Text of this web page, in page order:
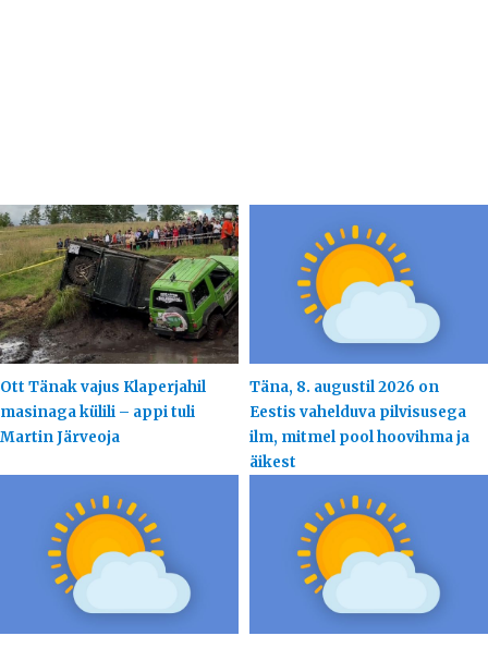
Ott Tänak vajus Klaperjahil
masinaga külili – appi tuli
Martin Järveoja
Täna, 8. augustil 2026 on
Eestis vahelduva pilvisusega
ilm, mitmel pool hoovihma ja
äikest